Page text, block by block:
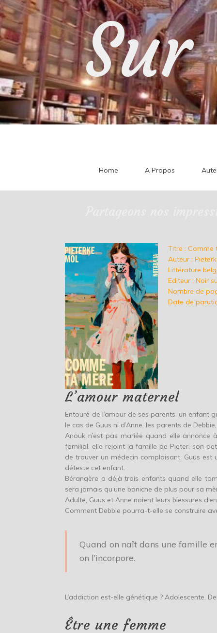
Skip
to
content
Home A Propos
Titre : Comme
Auteur :
Littérature
Editeur : Noir
Nombre de
Date de
L’amour maternel
Entouré de l’amour de ses parents, un enfant
le cas de Guus ni d’Anne, les parents de
Anouk n’est pas mariée quand elle annonce
familial, elle rejoint la famille de Pieter, son
de trouver un médecin complaisant. Guus
déteste cet enfant.
Bérangère a déjà trois enfants quand elle
sera jamais qu’une boniche de plus pour sa
Adulte, Guus et Anne noient leurs blessures
Comment Debbie pourra-t-elle se construire
Quand on naît dans une famille
on l’incorpore.
L’addiction est-elle génétique ? Adolescente,
Être une femme